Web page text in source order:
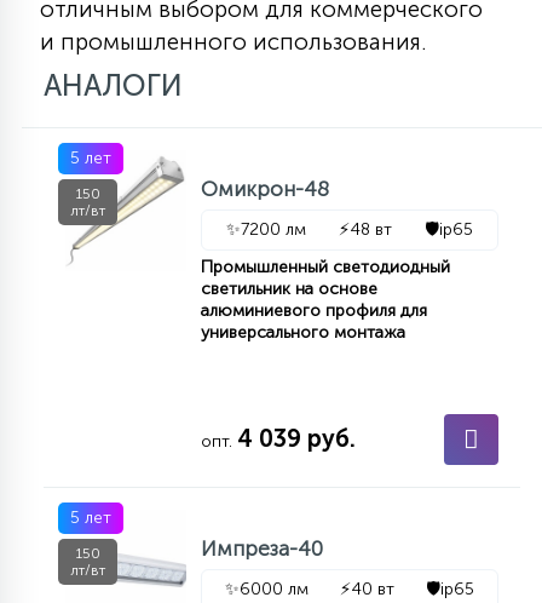
отличным выбором для коммерческого
и промышленного использования.
АНАЛОГИ
5 лет
150
лт/вт
Омикрон-48
✨7200 лм ⚡48 вт 🛡️ip65
Промышленный светодиодный
светильник на основе
алюминиевого профиля для
универсального монтажа
опт. 4 039 руб.
5 лет
150
лт/вт
Импреза-40
✨6000 лм ⚡40 вт 🛡️ip65